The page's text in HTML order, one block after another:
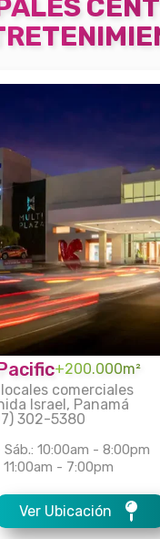
+200.000m²
comerciales
Israel, Panamá
302-5380
Sáb.: 10:00am - 8:00pm
11:00am - 7:00pm
Ver Ubicación